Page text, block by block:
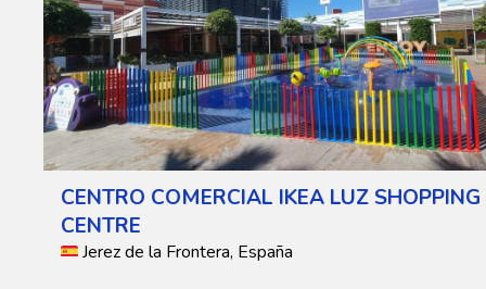
CENTRO COMERCIAL IKEA LUZ SHOPPING
CENTRE
Jerez de la Frontera, España